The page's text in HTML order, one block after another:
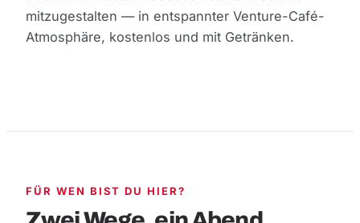
mitzugestalten — in entspannter Venture-Café-
Atmosphäre, kostenlos und mit Getränken.
FÜR WEN BIST DU HIER?